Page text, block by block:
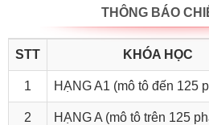
THÔNG BÁO
STT KHÓA HỌC
1 HẠNG A1 (mô tô đến 125
2 HẠNG A (mô tô trên 125